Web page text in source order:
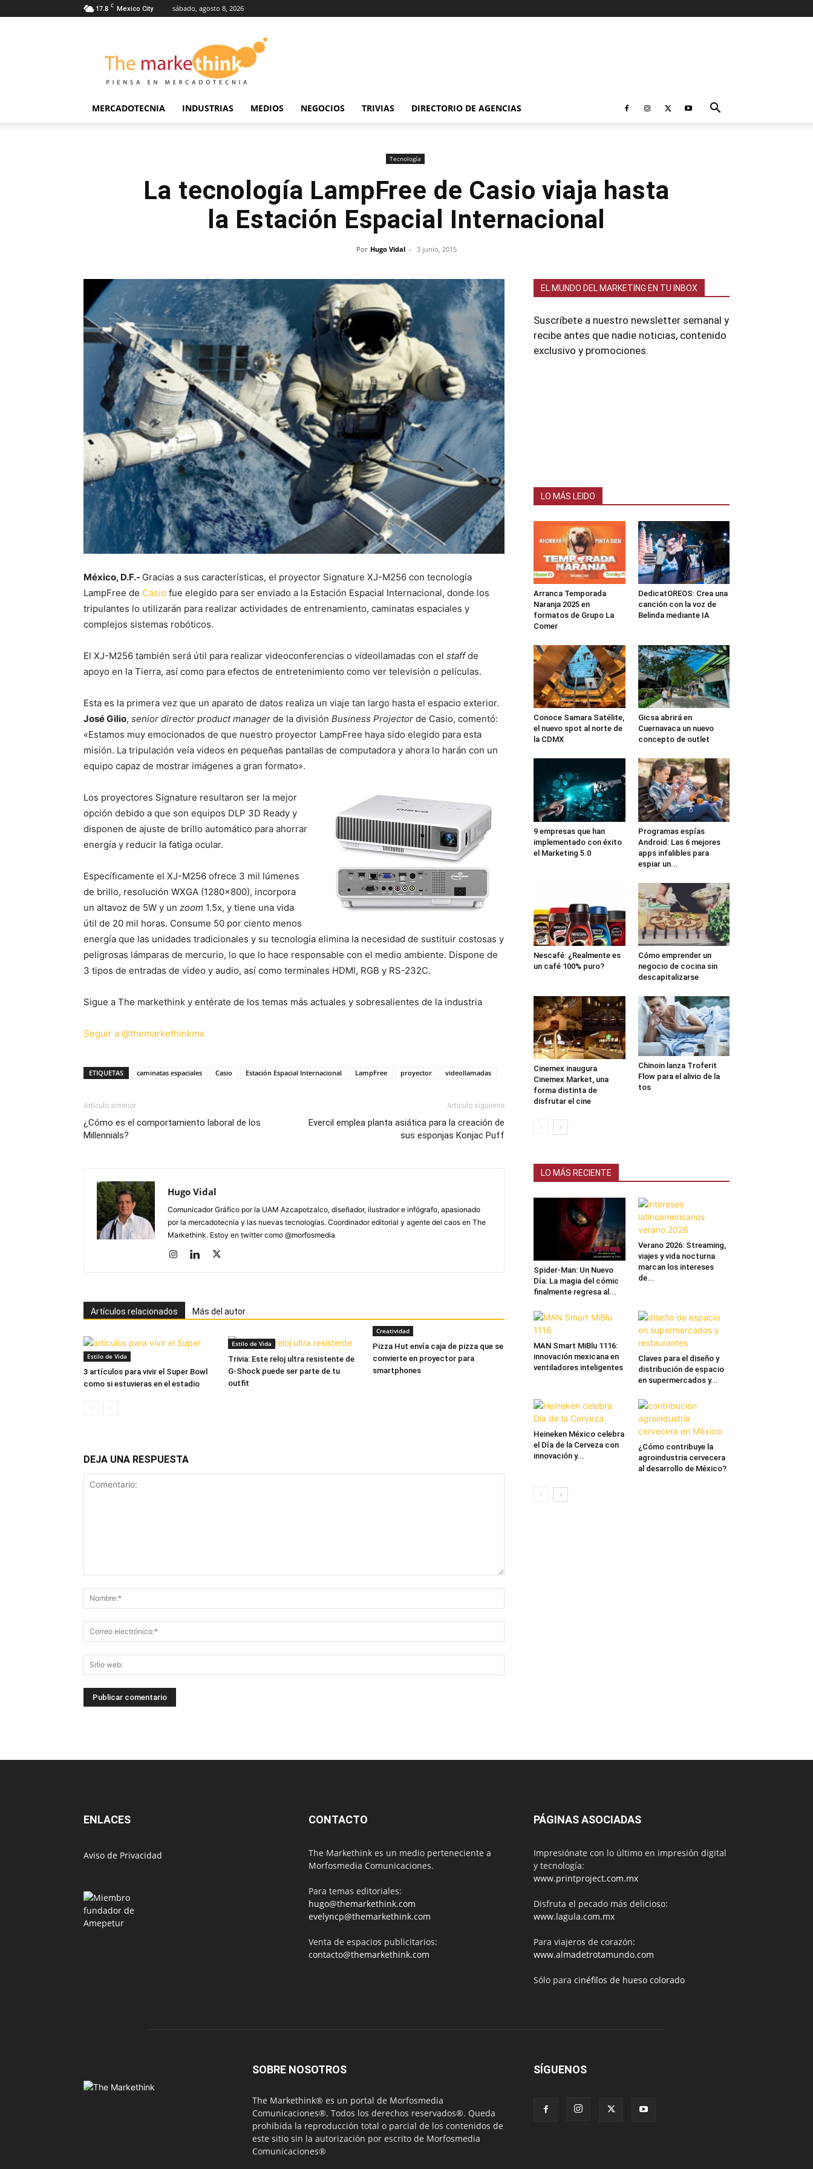
17.8 C Mexico City sábado, agosto 8, 2026
Markethink
MERCADOTECNIA INDUSTRIAS MEDIOS NEGOCIOS TRIVIAS DIRECTORIO DE AGENCIAS
Tecnología
La tecnología LampFree de Casio viaja hasta
la Estación Espacial Internacional
Por Hugo Vidal - 3 junio, 2015
México, D.F.- Gracias a sus características, el proyector Signature XJ-M256 con tecnología
LampFree de Casio fue elegido para ser enviado a la Estación Espacial Internacional, donde los
tripulantes lo utilizarán para realizar actividades de entrenamiento, caminatas espaciales y
complejos sistemas robóticos.
El XJ-M256 también será útil para realizar videoconferencias o videollamadas con el staffde
apoyo en la Tierra, así como para efectos de entretenimiento como ver televisión o películas.
Esta es la primera vez que un aparato de datos realiza un viaje tan largo hasta el espacio exterior.
José Gilio, senior director product manager de la división Business Projector de Casio, comentó:
«Estamos muy emocionados de que nuestro proyector LampFree haya sido elegido para esta
misión. La tripulación veía videos en pequeñas pantallas de computadora y ahora lo harán con un
equipo capaz de mostrar imágenes a gran formato».
Los proyectores Signature resultaron ser la mejor
opción debido a que son equipos DLP 3D Ready y
disponen de ajuste de brillo automático para ahorrar
energía y reducir la fatiga ocular.
Específicamente el XJ-M256 ofrece 3 mil lúmenes
de brillo, resolución WXGA (1280×800), incorpora
un altavoz de 5W y un zoom 1.5x, y tiene una vida
útil de 20 mil horas. Consume 50 por ciento menos
energía que las unidades tradicionales y su tecnología elimina la necesidad de sustituir costosas y
peligrosas lámparas de mercurio, lo que lo hace responsable con el medio ambiente. Dispone de
3 tipos de entradas de video y audio, así como terminales HDMI, RGB y RS-232C.
Sigue a The markethink y entérate de los temas más actuales y sobresalientes de la industria
Seguir a @themarkethinkmx
ETIQUETAS caminatas espaciales Casio Estación Espacial Internacional LampFree proyector videollamadas
Artículo anterior
¿Cómo es el comportamiento laboral de los
Millennials?
Artículo siguiente
Evercil emplea planta asiática para la creación de
sus esponjas Konjac Puff
Hugo Vidal
Comunicador Gráfico por la UAM Azcapotzalco, diseñador, ilustrador e infógrafo, apasionado
por la mercadotecnia y las nuevas tecnologías. Coordinador editorial y agente del caos en The
Markethink. Estoy en twitter como @morfosmedia
Artículos relacionados Más del autor
Estilo de Vida
3 artículos para vivir el Super Bowl
como si estuvieras en el estadio
Estilo de Vida
Trivia: Este reloj ultra resistente de
G-Shock puede ser parte de tu
outfit
Creatividad
Pizza Hut envía caja de pizza que se
convierte en proyector para
smartphones
DEJA UNA RESPUESTA
EL MUNDO DEL MARKETING EN TU INBOX
Suscríbete a nuestro newsletter semanal y
recibe antes que nadie noticias, contenido
exclusivo y promociones.
LO MÁS LEIDO
Arranca Temporada
Naranja 2025 en
formatos de Grupo La
Comer
DedicatOREOS: Crea una
canción con la voz de
Belinda mediante IA
Conoce Samara Satélite,
el nuevo spot al norte de
la CDMX
Gicsa abrirá en
Cuernavaca un nuevo
concepto de outlet
9 empresas que han
implementado con éxito
el Marketing 5.0
Programas espías
Android: Las 6 mejores
apps infalibles para
espiar un...
Nescafé: ¿Realmente es
un café 100% puro?
Cómo emprender un
negocio de cocina sin
descapitalizarse
Cinemex inaugura
Cinemex Market, una
forma distinta de
disfrutar el cine
Chinoin lanza Troferit
Flow para el alivio de la
tos
LO MÁS RECIENTE
Spider-Man: Un Nuevo
Día: La magia del cómic
finalmente regresa al...
Verano 2026: Streaming,
viajes y vida nocturna
marcan los intereses
de...
MAN Smart MiBlu 1116:
innovación mexicana en
ventiladores inteligentes
Claves para el diseño y
distribución de espacio
en supermercados y...
Heineken México celebra
el Día de la Cerveza con
innovación y...
¿Cómo contribuye la
agroindustria cervecera
al desarrollo de México?
ENLACES
Aviso de Privacidad
CONTACTO
The Markethink es un medio perteneciente a
Morfosmedia Comunicaciones.
Para temas editoriales:
hugo@themarkethink.com
evelyncp@themarkethink.com
Venta de espacios publicitarios:
contacto@themarkethink.com
PÁGINAS ASOCIADAS
Impresiónate con lo último en impresión digital
y tecnología:
www.printproject.com.mx
Disfruta el pecado más delicioso:
www.lagula.com.mx
Para viajeros de corazón:
www.almadetrotamundo.com
Sólo para cinéfilos de hueso colorado
SOBRE NOSOTROS
The Markethink® es un portal de Morfosmedia
Comunicaciones®. Todos los derechos reservados®. Queda
prohibida la reproducción total o parcial de los contenidos de
este sitio sin la autorización por escrito de Morfosmedia
Comunicaciones®
SÍGUENOS